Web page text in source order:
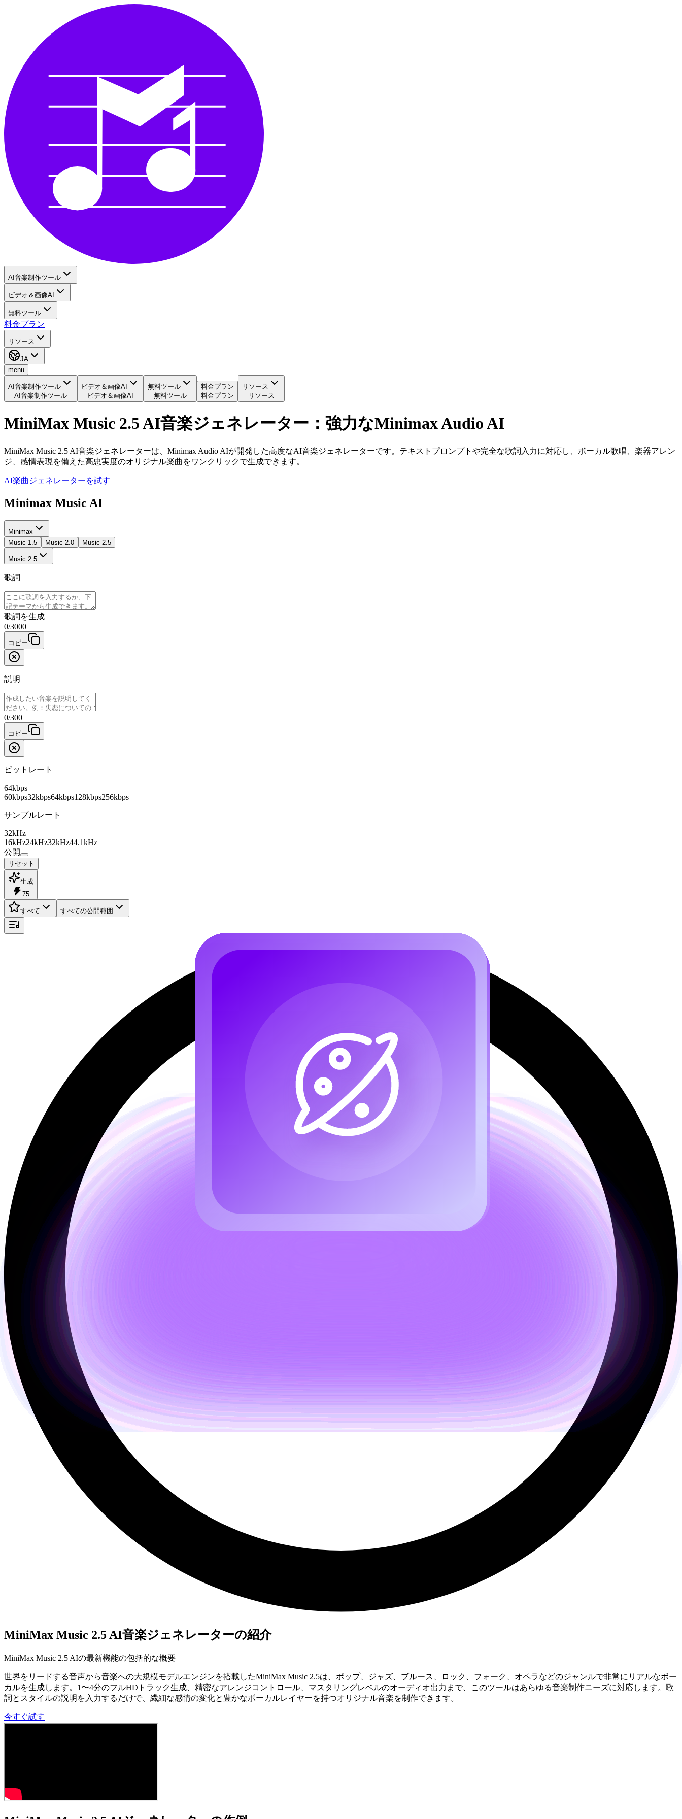
AI音楽制作ツール
ビデオ＆画像AI
無料ツール
料金プラン
リソース
JA
menu
AI音楽制作ツール
AI音楽制作ツール
ビデオ＆画像AI
ビデオ＆画像AI
無料ツール
無料ツール
料金プラン
料金プラン
リソース
リソース
MiniMax Music 2.5 AI音楽ジェネレーター：強力なMinimax Audio AI
MiniMax Music 2.5 AI音楽ジェネレーターは、Minimax Audio AIが開発した高度なAI音楽ジェネレーターです。テキストプロンプトや完全な歌詞入力に対応し、ボーカル歌唱、楽器アレン
ジ、感情表現を備えた高忠実度のオリジナル楽曲をワンクリックで生成できます。
AI楽曲ジェネレーターを試す
Minimax Music AI
Minimax
Music 1.5
Music 2.0 Music 2.5
Music 2.5
歌詞
歌詞を生成
0/3000
コピー
説明
0/300
コピー
ビットレート
64kbps
60kbps32kbps64kbps128kbps256kbps
サンプルレート
32kHz
16kHz24kHz32kHz44.1kHz
公開
リセット
生成
75
すべて すべての公開範囲
MiniMax Music 2.5 AI音楽ジェネレーターの紹介
MiniMax Music 2.5 AIの最新機能の包括的な概要
世界をリードする音声から音楽への大規模モデルエンジンを搭載したMiniMax Music 2.5は、ポップ、ジャズ、ブルース、ロック、フォーク、オペラなどのジャンルで非常にリアルなボー
カルを生成します。1〜4分のフルHDトラック生成、精密なアレンジコントロール、マスタリングレベルのオーディオ出力まで、このツールはあらゆる音楽制作ニーズに対応します。歌
詞とスタイルの説明を入力するだけで、繊細な感情の変化と豊かなボーカルレイヤーを持つオリジナル音楽を制作できます。
今すぐ試す